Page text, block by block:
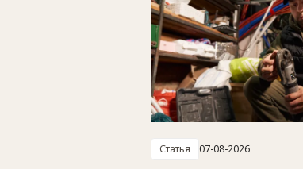
Статья 07-08-2026